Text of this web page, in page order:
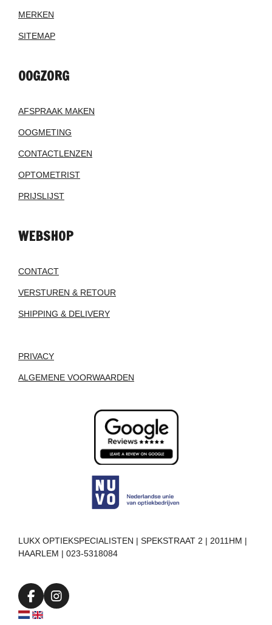
MERKEN
SITEMAP
OOGZORG
AFSPRAAK MAKEN
OOGMETING
CONTACTLENZEN
OPTOMETRIST
PRIJSLIJST
WEBSHOP
CONTACT
VERSTUREN & RETOUR
SHIPPING & DELIVERY
PRIVACY
ALGEMENE VOORWAARDEN
LUKX OPTIEKSPECIALISTEN | SPEKSTRAAT 2 | 2011HM |
HAARLEM | 023-5318084
F
a
I